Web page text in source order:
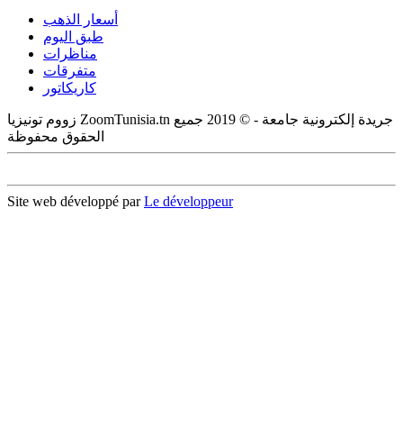
أسعار الذهب
طبق اليوم
مناظرات
متفرقات
كاريكاتور
زووم تونيزيا ZoomTunisia.tn جريدة إلكترونية جامعة - © 2019 جميع
الحقوق محفوظة
Site web développé parLe développeur